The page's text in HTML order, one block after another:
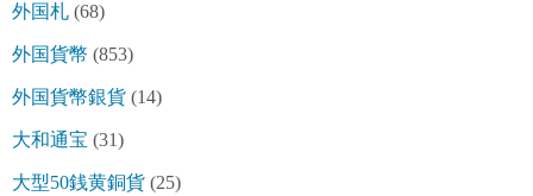
外国札 (68)
外国貨幣 (853)
外国貨幣銀貨 (14)
大和通宝 (31)
大型50銭黄銅貨 (25)